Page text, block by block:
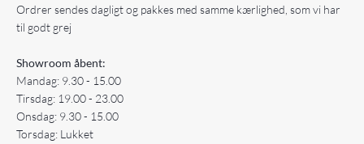
Ordrer sendes dagligt og pakkes med samme kærlighed, som vi har
til godt grej
Showroom åbent:
Mandag: 9.30 - 15.00
Tirsdag: 19.00 - 23.00
Onsdag: 9.30 - 15.00
Torsdag: Lukket